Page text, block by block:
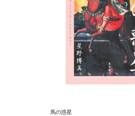
馬の惑星